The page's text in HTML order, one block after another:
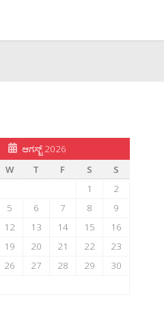
ಆಗಸ್ಟ್ 2026
W T F S
S
1
2
5 6 7 8
9
12 13 14 15
16
19 20 21 22
23
26 27 28 29
30